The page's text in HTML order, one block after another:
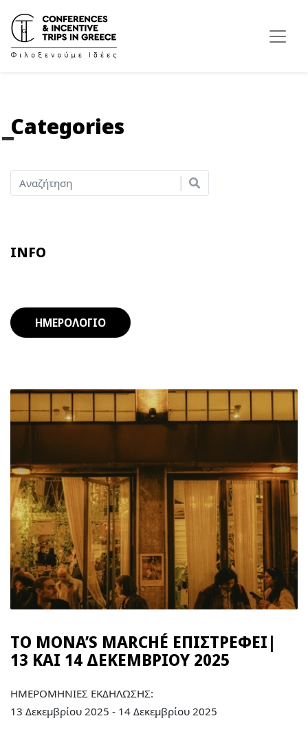
Categories
INFO
ΗΜΕΡΟΛΟΓΙΟ
ΤΟ MONA’S MARCHÉ ΕΠΙΣΤΡΕΦΕΙ|
13 ΚΑΙ 14 ΔΕΚΕΜΒΡΙΟΥ 2025
ΗΜΕΡΟΜΗΝΙΕΣ ΕΚΔΗΛΩΣΗΣ:
13 Δεκεμβρίου 2025 - 14 Δεκεμβρίου 2025